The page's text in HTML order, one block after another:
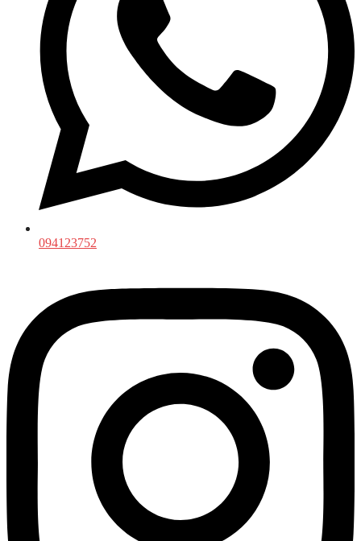
094123752